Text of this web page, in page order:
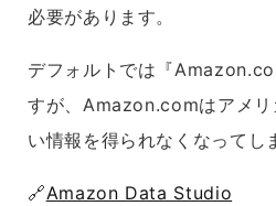
必要があります。
デフォルトでは『
すが、Amazon.comはアメリ
い情報を得られなくなってし
🔗Amazon Data Studio